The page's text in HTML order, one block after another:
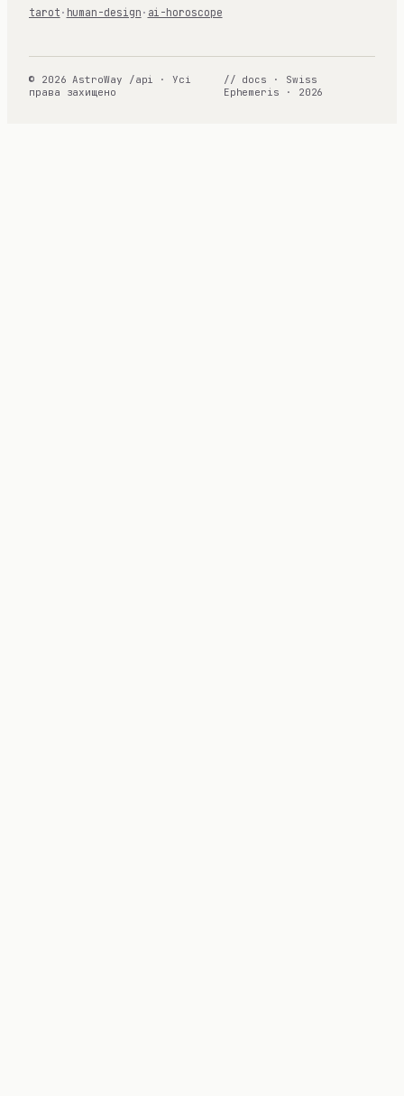
tarot · human-design · ai-horoscope
© 2026 AstroWay /api · Усі
права захищено
// docs · Swiss
Ephemeris · 2026